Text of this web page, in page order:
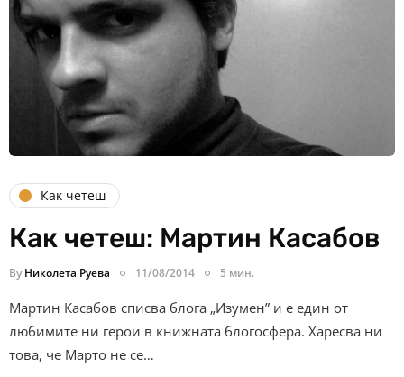
Как четеш
Как четеш: Мартин Касабов
By Николета Руева 11/08/2014 5 мин.
Мартин Касабов списва блога „Изумен” и е един от
любимите ни герои в книжната блогосфера. Харесва ни
това, че Марто не се…